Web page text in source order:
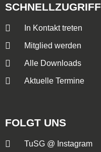
SCHNELLZUGRIFF
In Kontakt treten
Mitglied werden
Alle Downloads
Aktuelle Termine
FOLGT UNS
TuSG @ Instagram